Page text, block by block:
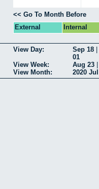
<< Go To Month Before
External
Internal
View Day: Sep 18
01
View Week:
Aug 23
View Month:
2020 Jul